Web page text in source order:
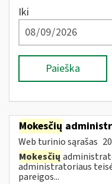
Iki
Paieška
Mokesčių
Web turinio sąrašas
Mokesčių
administratoriaus
pareigos...